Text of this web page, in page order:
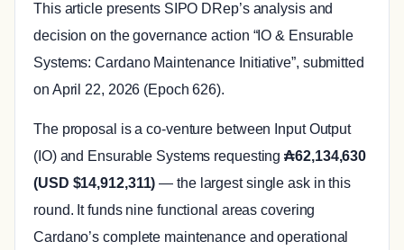
This article presents SIPO DRep’s analysis and
decision on the governance action “IO & Ensurable
Systems: Cardano Maintenance Initiative”, submitted
on April 22, 2026 (Epoch 626).
The proposal is a co-venture between Input Output
(IO) and Ensurable Systems requesting₳62,134,630
(USD $14,912,311) — the largest single ask in this
round. It funds nine functional areas covering
Cardano’s complete maintenance and operational